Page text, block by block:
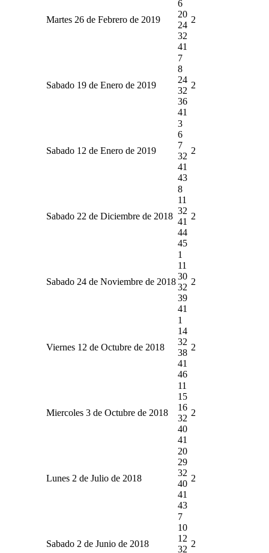
Martes 26 de Febrero de 2019
6
20
24
32
41
2
Sabado 19 de Enero de 2019
7
8
24
32
36
41
2
Sabado 12 de Enero de 2019
3
6
7
32
41
43
2
Sabado 22 de Diciembre de 2018
8
11
32
41
44
45
2
Sabado 24 de Noviembre de 2018
1
11
30
32
39
41
2
Viernes 12 de Octubre de 2018
1
14
32
38
41
46
2
Miercoles 3 de Octubre de 2018
11
15
16
32
40
41
2
Lunes 2 de Julio de 2018
20
29
32
40
41
43
2
Sabado 2 de Junio de 2018
7
10
12
32
2